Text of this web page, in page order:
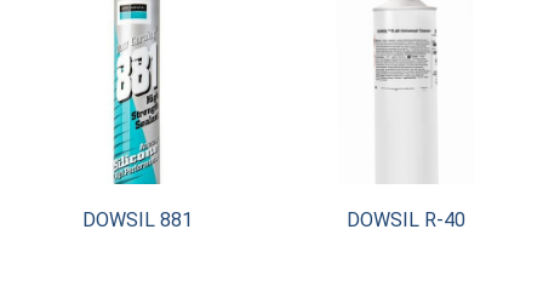
DOWSIL 881 DOWSIL R-40